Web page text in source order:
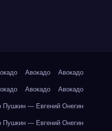
Авокадо Авокадо
Авокадо Авокадо
Пушкин — Евгений Онегин
Пушкин — Евгений Онегин